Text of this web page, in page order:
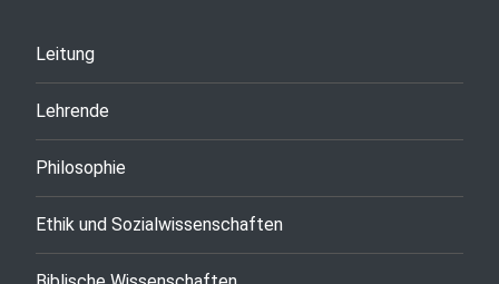
Leitung
Lehrende
Philosophie
Ethik und Sozialwissenschaften